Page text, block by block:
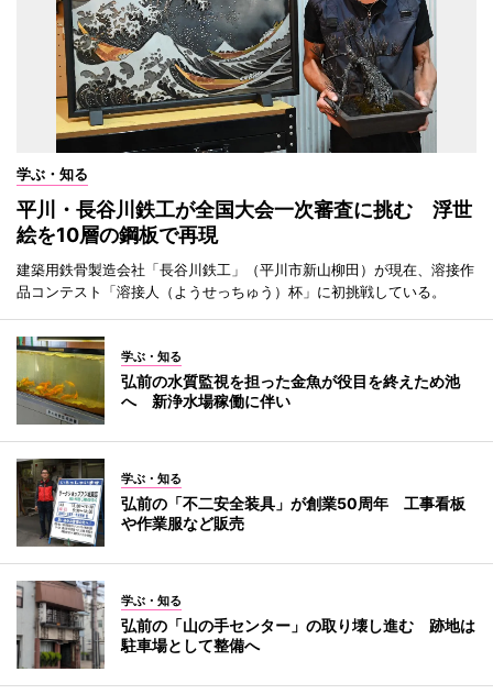
学ぶ・知る
平川・長谷川鉄工が全国大会一次審査に挑む 浮世
絵を10層の鋼板で再現
建築用鉄骨製造会社「長谷川鉄工」（平川市新山柳田）が現在、溶接作
品コンテスト「溶接人（ようせっちゅう）杯」に初挑戦している。
学ぶ・知る
弘前の水質監視を担った金魚が役目を終えため池
へ 新浄水場稼働に伴い
学ぶ・知る
弘前の「不二安全装具」が創業50周年 工事看板
や作業服など販売
学ぶ・知る
弘前の「山の手センター」の取り壊し進む 跡地は
駐車場として整備へ